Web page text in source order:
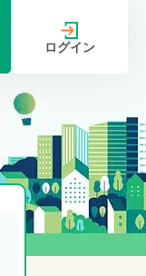
ログイン